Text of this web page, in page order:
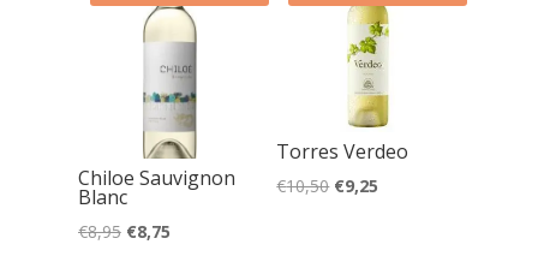
Chiloe Sauvignon
Blanc
€8,95 Oorspronkelijke
€8,75Huidige
Torres Verdeo
€10,50 Oorspronkelijke
€9,25